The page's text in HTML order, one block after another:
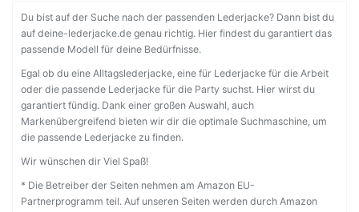
Du bist auf der Suche nach der passenden Lederjacke? Dann bist du
auf deine-lederjacke.de genau richtig. Hier findest du garantiert das
passende Modell für deine Bedürfnisse.
Egal ob du eine Alltagslederjacke, eine für Lederjacke für die Arbeit
oder die passende Lederjacke für die Party suchst. Hier wirst du
garantiert fündig. Dank einer großen Auswahl, auch
Markenübergreifend bieten wir dir die optimale Suchmaschine, um
die passende Lederjacke zu finden.
Wir wünschen dir Viel Spaß!
* Die Betreiber der Seiten nehmen am Amazon EU-
Partnerprogramm teil. Auf unseren Seiten werden durch Amazon